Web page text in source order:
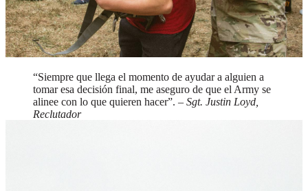
Siempre que llega el momento de ayudar a alguien a
tomar esa decisión final, me aseguro de que el Army se
alinee con lo que quieren hacer
– Sgt. Justin Loyd,
Reclutador